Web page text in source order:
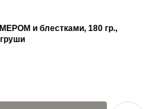
и блестками, 180 гр.,